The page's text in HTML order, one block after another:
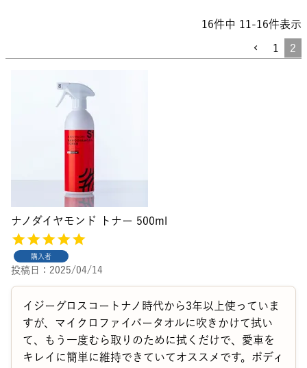
16件中 11 -16件表示
1 2
ナノダイヤモンド トナー 500ml
購入者
投稿日 2025/04/14
イジーグロスコートナノ時代から3年以上使っていま
すが、マイクロファイバータオルに吹きかけて拭い
て、もう一度むら取りのために拭くだけで、愛車を
キレイに簡単に維持できていてオススメです。ボディ